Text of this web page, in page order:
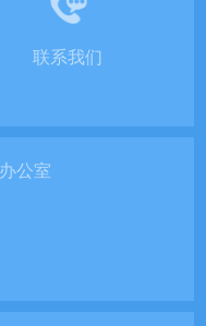
联系我们
公室